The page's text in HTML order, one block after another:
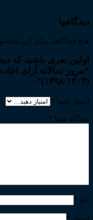
دیدگاهها
هیچ دیدگاهی برای این
اولین نفری باشید که
“مرور سالانه آرای
(۱۴۰۳-۱۳۹۸)”
امتیاز شما *
دیدگاه شما *
نام *
ایمیل *